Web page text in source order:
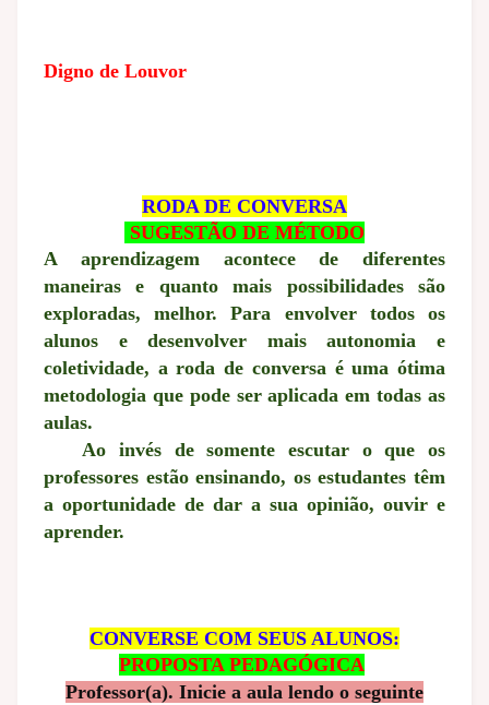
Digno de Louvor
RODA DE CONVERSA
SUGESTÃO DE MÉTODO
A aprendizagem acontece de diferentes
maneiras e quanto mais possibilidades são
exploradas, melhor. Para envolver todos os
alunos e desenvolver mais autonomia e
coletividade, a roda de conversa é uma ótima
metodologia que pode ser aplicada em todas as
aulas.
Ao invés de somente escutar o que os
professores estão ensinando, os estudantes têm
a oportunidade de dar a sua opinião, ouvir e
aprender.
CONVERSE COM SEUS ALUNOS:
PROPOSTA PEDAGÓGICA
Professor(a). Inicie a aula lendo o seguinte